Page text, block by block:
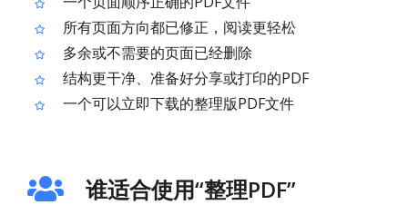
所有页面方向都已修正，阅读更轻松
多余或不需要的页面已经删除
结构更干净、准备好分享或打印的PDF
一个可以立即下载的整理版PDF文件
谁适合使用“整理PDF”